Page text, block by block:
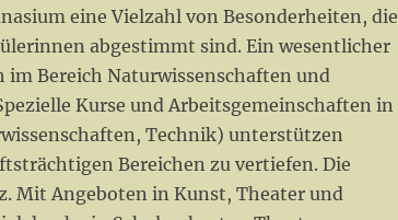
eine Vielzahl von Besonderheiten, die
abgestimmt sind. Ein wesentlicher
im Bereich Naturwissenschaften und
Kurse und Arbeitsgemeinschaften in
Technik) unterstützen
Bereichen zu vertiefen. Die
Mit Angeboten in Kunst, Theater und